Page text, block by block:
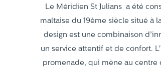
Le Méridien St Julians a été
maltaise du 19ème siècle situé à
design est une combinaison
un service attentif et de confort.
promenade, qui mène au centre